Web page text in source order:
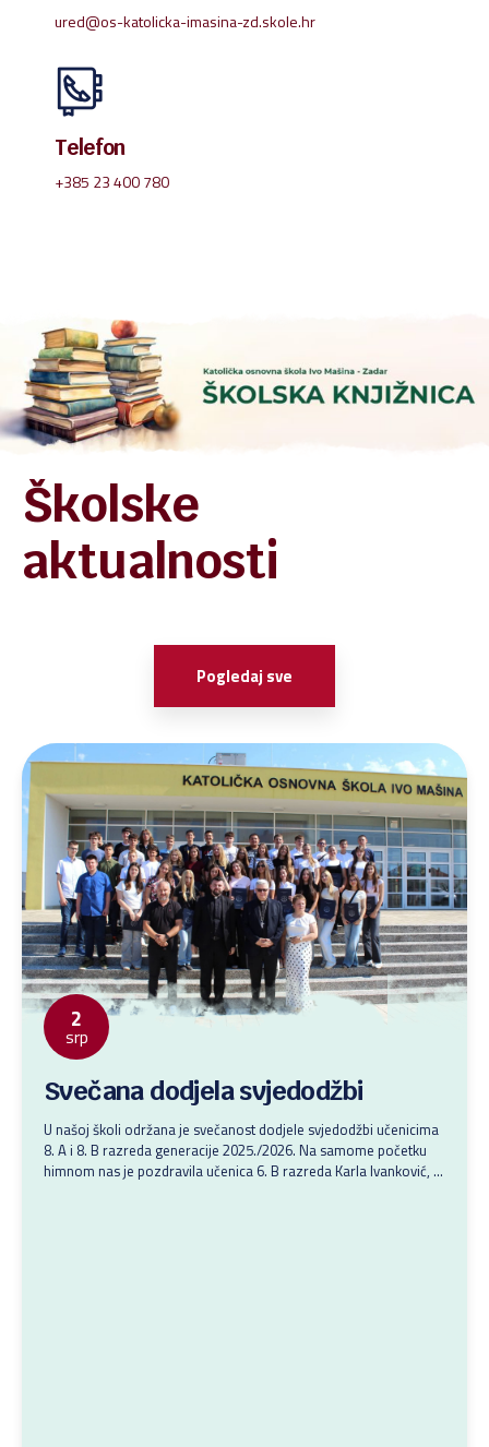
ured@os-katolicka-imasina-zd.skole.hr
Telefon
+385 23 400 780
Školske
aktualnosti
Pogledaj sve
2
srp
Svečana dodjela svjedodžbi
U našoj školi održana je svečanost dodjele svjedodžbi učenicima
8. A i 8. B razreda generacije 2025./2026. Na samome početku
himnom nas je pozdravila učenica 6. B razreda Karla Ivanković, a